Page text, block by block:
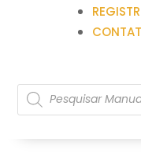
Pesquisar
produtos